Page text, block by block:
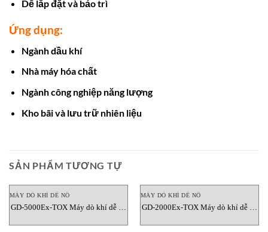
Dễ lắp đặt và bảo trì
Ứng dụng:
Ngành dầu khí
Nhà máy hóa chất
Ngành công nghiệp năng lượng
Kho bãi và lưu trữ nhiên liệu
SẢN PHẨM TƯƠNG TỰ
MÁY DÒ KHÍ DỄ NỔ
GD-5000Ex-TOX Máy dò khí dễ nổ
MÁY DÒ KHÍ DỄ NỔ
GD-2000Ex-TOX Máy dò khí dễ nổ